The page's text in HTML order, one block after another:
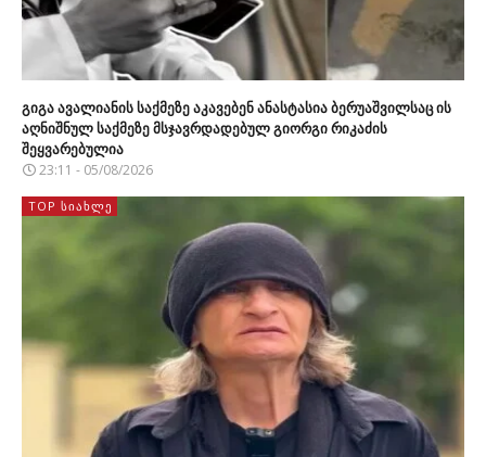
გიგა ავალიანის საქმეზე აკავებენ ანასტასია ბერუაშვილსაც ის
აღნიშნულ საქმეზე მსჯავრდადებულ გიორგი რიკაძის
შეყვარებულია
23:11 - 05/08/2026
TOP ᲡᲘᲐᲮᲚᲔ